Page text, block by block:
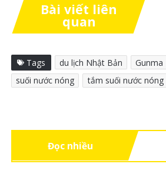
Bài viết liên
quan
Tags du lịch Nhật Bản Gunma
suối nước nóng
tắm suối nước nóng
Đọc nhiều